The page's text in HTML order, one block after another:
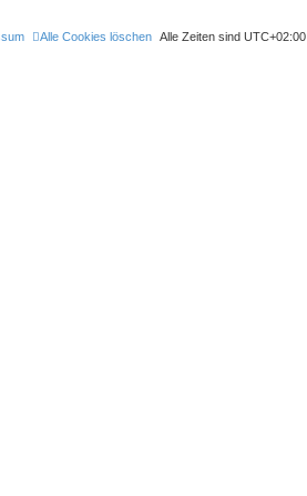
Alle Zeiten sind UTC+02:00
Alle Cookies löschen